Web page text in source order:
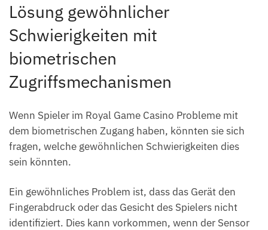
Lösung gewöhnlicher
Schwierigkeiten mit
biometrischen
Zugriffsmechanismen
Wenn Spieler im Royal Game Casino Probleme mit
dem biometrischen Zugang haben, könnten sie sich
fragen, welche gewöhnlichen Schwierigkeiten dies
sein könnten.
Ein gewöhnliches Problem ist, dass das Gerät den
Fingerabdruck oder das Gesicht des Spielers nicht
identifiziert. Dies kann vorkommen, wenn der Sensor